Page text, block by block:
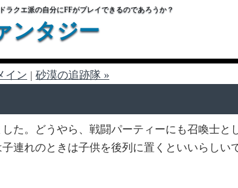
ラクエ派の自分にFFがプレイできるのであろうか？
ンタジー
イン | 砂漠の追跡隊 »
た。どうやら、戦闘パーティーにも召喚士と
連れのときは子供を後列に置くといいらしい